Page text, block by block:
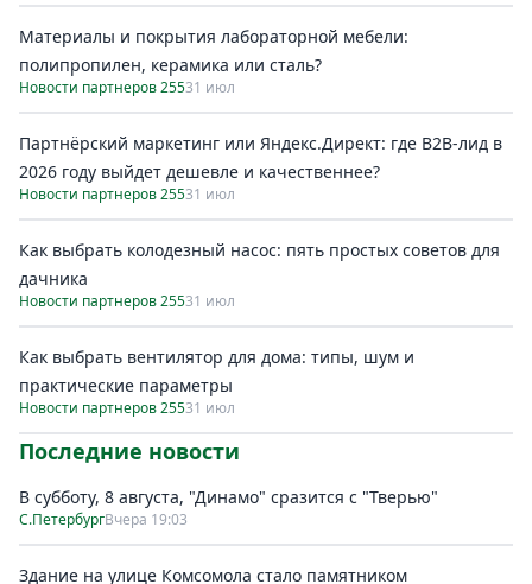
Материалы и покрытия лабораторной мебели:
полипропилен, керамика или сталь?
Новости партнеров 25531 июл
Партнёрский маркетинг или Яндекс.Директ: где B2B-лид в
2026 году выйдет дешевле и качественнее?
Новости партнеров 25531 июл
Как выбрать колодезный насос: пять простых советов для
дачника
Новости партнеров 25531 июл
Как выбрать вентилятор для дома: типы, шум и
практические параметры
Новости партнеров 25531 июл
Последние новости
В субботу, 8 августа, "Динамо" сразится с "Тверью"
С.ПетербургВчера 19:03
Здание на улице Комсомола стало памятником